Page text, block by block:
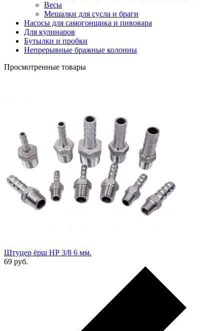
Весы
Мешалки для сусла и браги
Насосы для самогонщика и пивовара
Для кулинаров
Бутылки и пробки
Непрерывные бражные колонны
Просмотренные товары
Штуцер ёрш НР 3/8 6 мм.
69 руб.